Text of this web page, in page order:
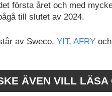
första året och med
till slutet av 2024.
av Sweco, YIT, AFRY och
ÄVEN VILL LÄSA